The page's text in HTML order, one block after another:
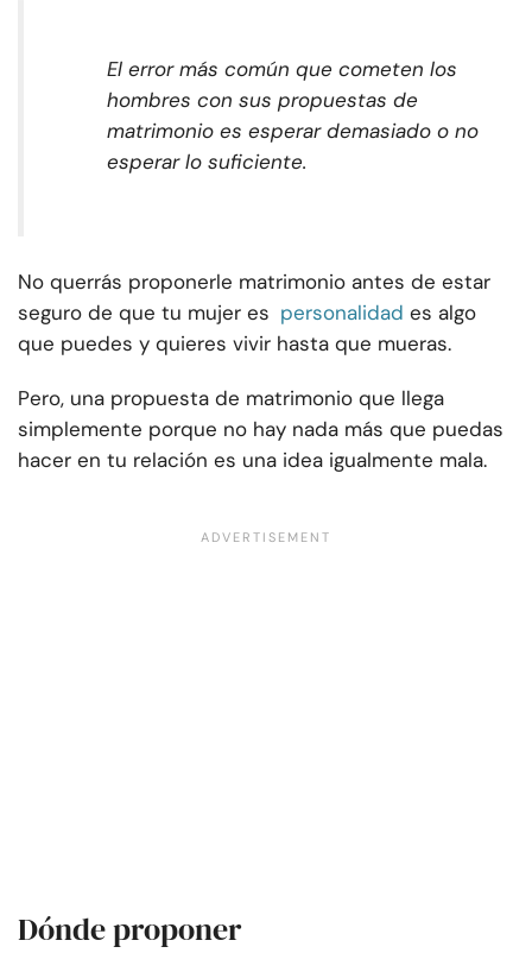
El error más común que cometen los
hombres con sus propuestas de
matrimonio es esperar demasiado o no
esperar lo suficiente.
No querrás proponerle matrimonio antes de estar
seguro de que tu mujer es personalidad es algo
que puedes y quieres vivir hasta que mueras.
Pero, una propuesta de matrimonio que llega
simplemente porque no hay nada más que puedas
hacer en tu relación es una idea igualmente mala.
Dónde proponer